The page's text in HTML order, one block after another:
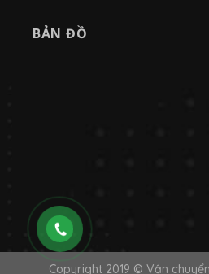
BẢN ĐỒ
Copyright 2019 © Vận